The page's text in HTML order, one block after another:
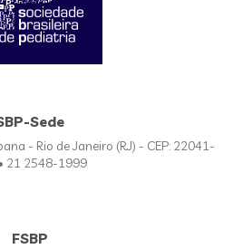
Sede
- Rio de Janeiro (RJ) - CEP: 22041-
21 2548-1999
FSBP